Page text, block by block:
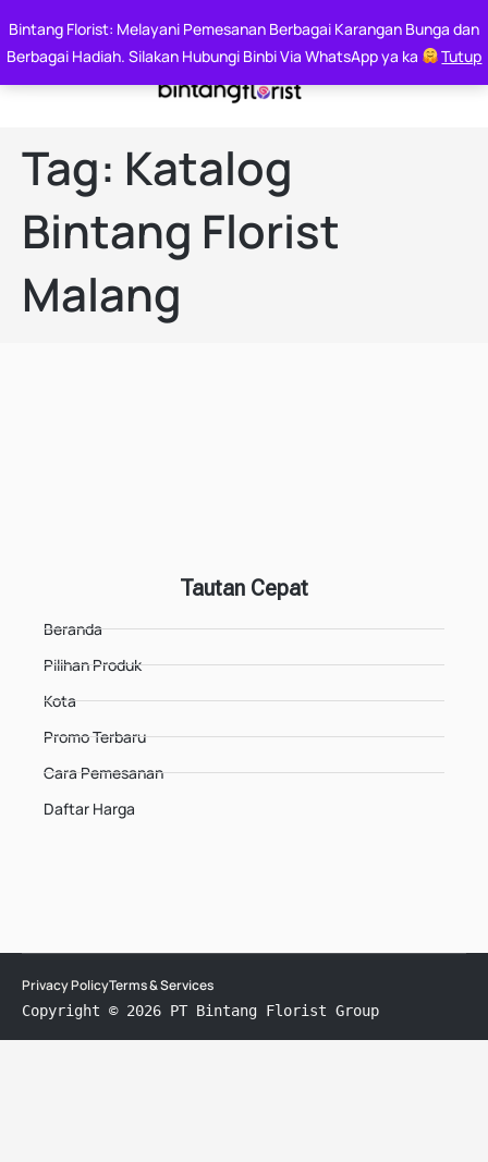
Bintang Florist: Melayani Pemesanan Berbagai Karangan Bunga dan
Berbagai Hadiah. Silakan Hubungi Binbi Via WhatsApp ya ka
Tutup
Whatsapp : 0812 6000 7144
Tag: Katalog
Bintang Florist
Malang
Tautan Cepat
Beranda
Pilihan Produk
Kota
Promo Terbaru
Cara Pemesanan
Daftar Harga
Copyright © 2026 PT Bintang Florist Group
Privacy PolicyTerms & Services